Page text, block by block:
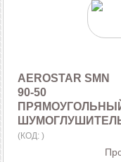
AEROSTAR SMN
90-50
(КОД: )